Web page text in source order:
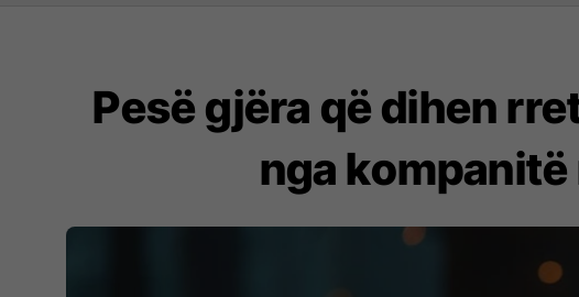
Pesë gjëra që dihen
nga